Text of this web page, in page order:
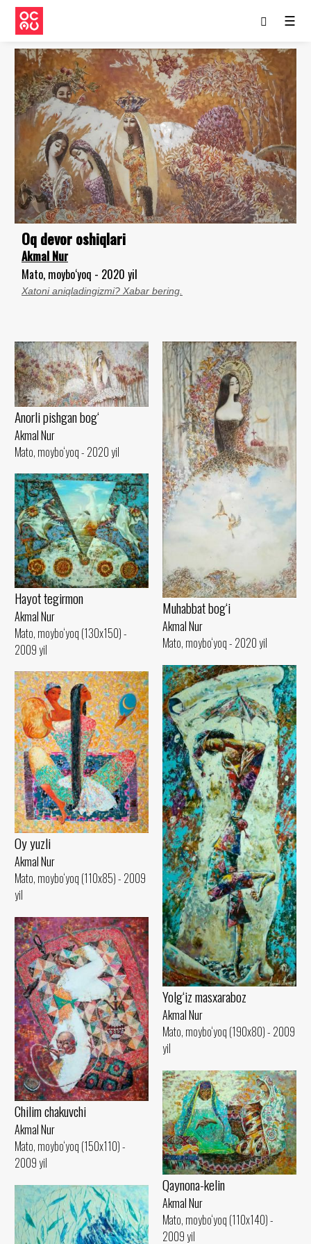
☰
Oq devor oshiqlari
Akmal Nur
Mato, moybo‘yoq - 2020 yil
Xatoni aniqladingizmi? Xabar bering.
Anorli pishgan bog‘
Akmal Nur
Mato, moybo‘yoq - 2020 yil
Muhabbat bog‘i
Akmal Nur
Mato, moybo‘yoq - 2020 yil
Hayot tegirmon
Akmal Nur
Mato, moybo‘yoq (130x150) -
2009 yil
Yolg‘iz masxaraboz
Akmal Nur
Mato, moybo‘yoq (190x80) - 2009
yil
Oy yuzli
Akmal Nur
Mato, moybo‘yoq (110x85) - 2009
yil
Сhilim chakuvchi
Akmal Nur
Mato, moybo‘yoq (150x110) -
2009 yil
Qaynona-kelin
Akmal Nur
Mato, moybo‘yoq (110x140) -
2009 yil